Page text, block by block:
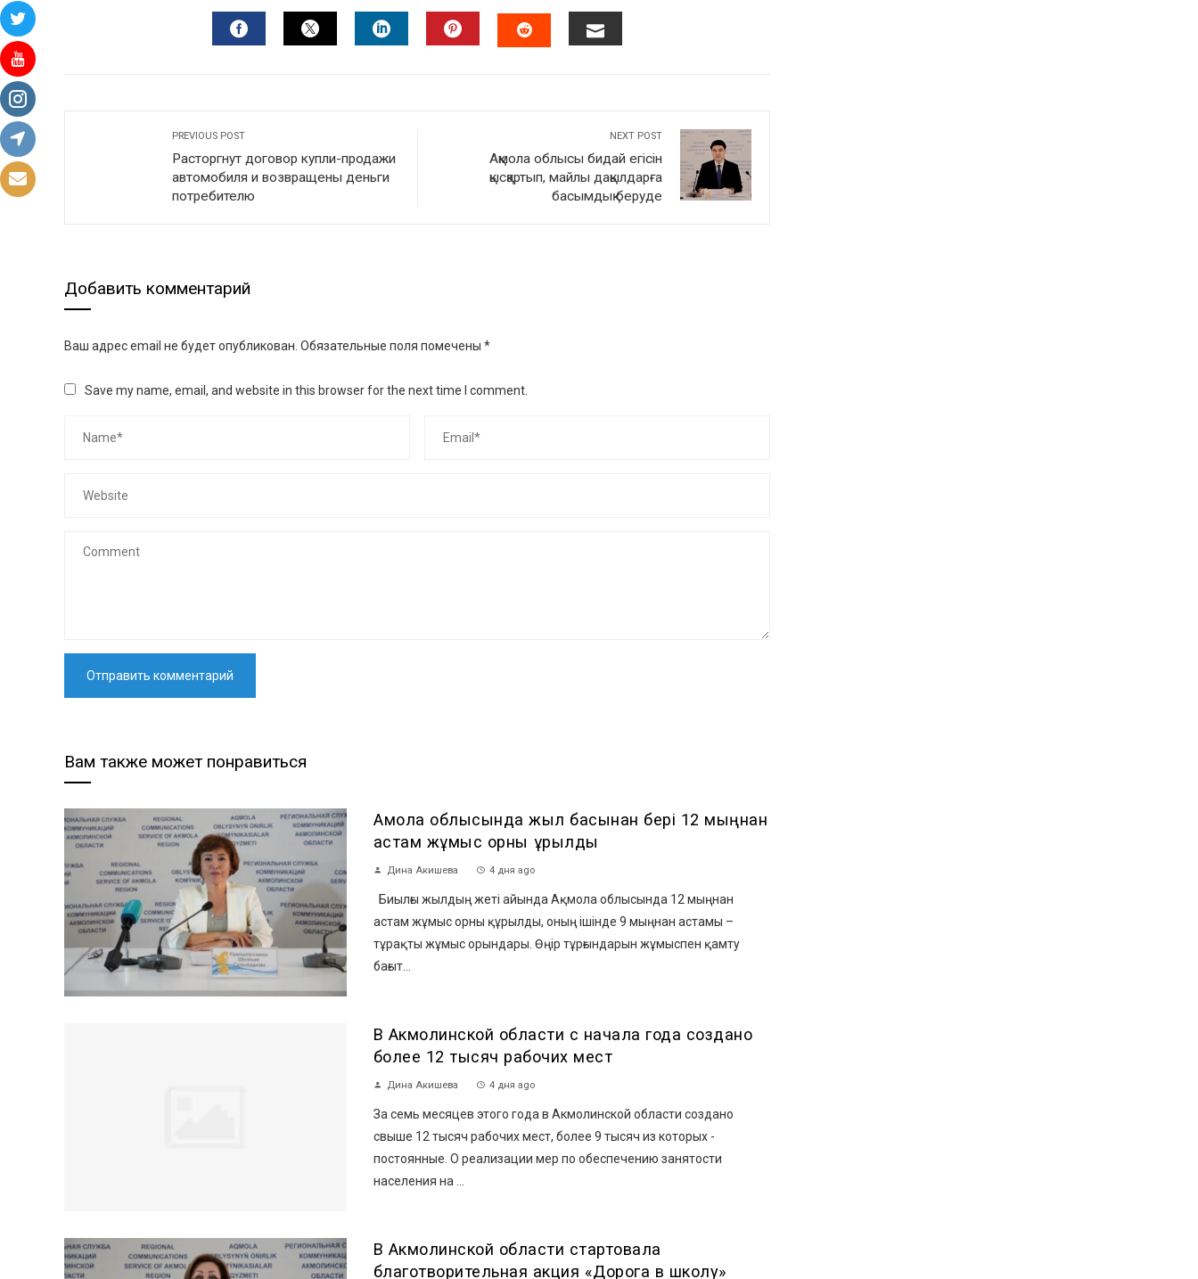
PREVIOUS POST
Расторгнут договор купли-продажи
автомобиля и возвращены деньги
потребителю
NEXT POST
Ақмола облысы бидай егісін
қысқартып, майлы дақылдарға
басымдық беруде
Добавить комментарий
Ваш адрес email не будет опубликован. Обязательные поля помечены *
Save my name, email, and website in this browser for the next time I comment.
Вам также может понравиться
Ақмола облысында жыл басынан бері 12 мыңнан
астам жұмыс орны құрылды
Дина Акишева 4 дня ago
Биылғы жылдың жеті айында Ақмола облысында 12 мыңнан
астам жұмыс орны құрылды, оның ішінде 9 мыңнан астамы –
тұрақты жұмыс орындары. Өңір тұрғындарын жұмыспен қамту
бағыт...
В Акмолинской области с начала года создано
более 12 тысяч рабочих мест
Дина Акишева 4 дня ago
За семь месяцев этого года в Акмолинской области создано
свыше 12 тысяч рабочих мест, более 9 тысяч из которых -
постоянные. О реализации мер по обеспечению занятости
населения на ...
В Акмолинской области стартовала
благотворительная акция «Дорога в школу»